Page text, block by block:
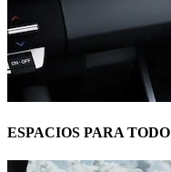
ESPACIOS PARA TODO